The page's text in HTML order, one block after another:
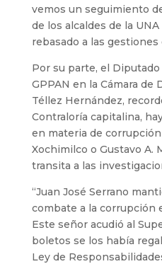
vemos un seguimiento
de los alcaldes de la
rebasado a las gestiones
Por su parte, el
GPPAN en la Cámara de
Téllez Hernández,
Contraloría capitalina,
en materia de
Xochimilco o Gustavo A.
transita a las
“Juan José Serrano
combate a la corrupción
Este señor acudió al
boletos se los había
Ley de